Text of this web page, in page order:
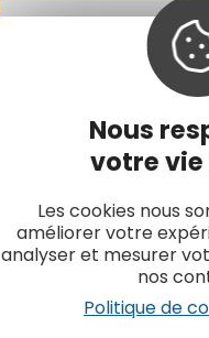
Nous
votre vie
Les cookies nous
améliorer votre
analyser et mesurer
nos
Politique de